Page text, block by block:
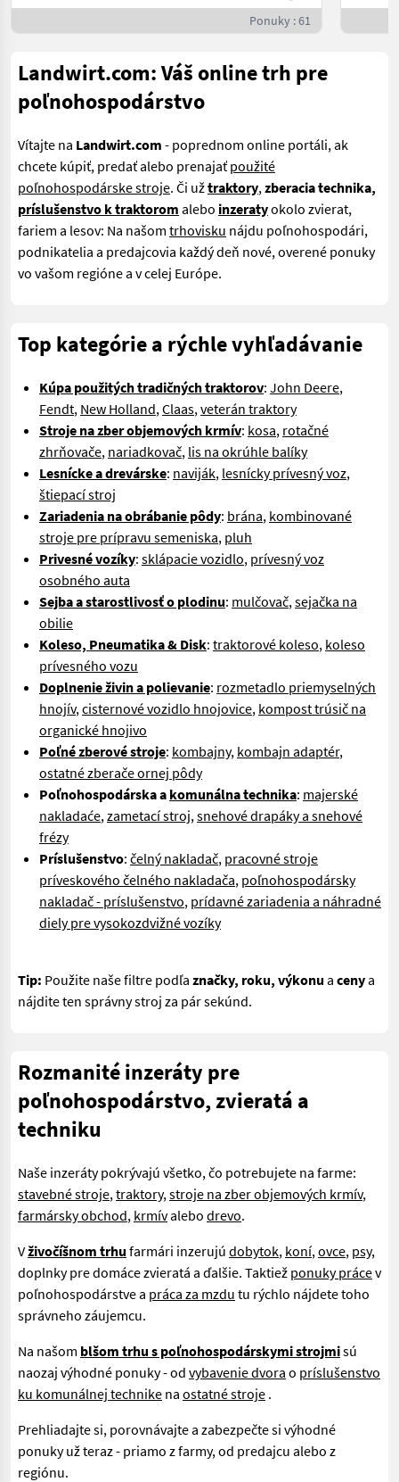
Ponuky : 61
Landwirt.com: Váš online trh pre
poľnohospodárstvo
Vítajte na Landwirt.com - poprednom online portáli, ak
chcete kúpiť, predať alebo prenajať použité
poľnohospodárske stroje. Či užtraktory,zberacia technika,
príslušenstvo k traktorom alebo inzeratyokolo zvierat,
fariem a lesov: Na našom trhovisku nájdu poľnohospodári,
podnikatelia a predajcovia každý deň nové, overené ponuky
vo vašom regióne a v celej Európe.
Top kategórie a rýchle vyhľadávanie
Kúpa použitých tradičných traktorov: John Deere,
Fendt, New Holland,Claas,veterán traktory
Stroje na zber objemových krmív: kosa, rotačné
zhrňovače, nariadkovač, lis na okrúhle balíky
Lesnícke a drevárske: naviják, lesnícky prívesný voz,
štiepací stroj
Zariadenia na obrábanie pôdy: brána, kombinované
stroje pre prípravu semeniska, pluh
Privesné vozíky: sklápacie vozidlo, prívesný voz
osobného auta
Sejba a starostlivosť o plodinu: mulčovač,sejačka na
obilie
Koleso, Pneumatika & Disk: traktorové koleso, koleso
prívesného vozu
Doplnenie živin a polievanie: rozmetadlo priemyselných
hnojív,cisternové vozidlo hnojovice, kompost trúsič na
organické hnojivo
Poľné zberové stroje: kombajny, kombajn adaptér,
ostatné zberače ornej pôdy
Poľnohospodárska a komunálna technika: majerské
nakladaće,zametací stroj,snehové drapáky a snehové
frézy
Príslušenstvo: čelný nakladač, pracovné stroje
príveskového čelného nakladača, poľnohospodársky
nakladač - príslušenstvo, prídavné zariadenia a náhradné
diely pre vysokozdvižné vozíky
Tip: Použite naše filtre podľa značky, roku, výkonu a cenya
nájdite ten správny stroj za pár sekúnd.
Rozmanité inzeráty pre
poľnohospodárstvo, zvieratá a
techniku
Naše inzeráty pokrývajú všetko, čo potrebujete na farme:
stavebné stroje,traktory,stroje na zber objemových krmív,
farmársky obchod, krmívalebo drevo.
Vživočíšnom trhu farmári inzerujú dobytok, koní,ovce, psy,
doplnky pre domáce zvieratá a ďalšie. Taktiež ponuky prácev
poľnohospodárstve a práca za mzdu tu rýchlo nájdete toho
správneho záujemcu.
Na našom blšom trhu s poľnohospodárskymi strojmisú
naozaj výhodné ponuky - od vybavenie dvora o príslušenstvo
ku komunálnej technike na ostatné stroje .
Prehliadajte si, porovnávajte a zabezpečte si výhodné
ponuky už teraz - priamo z farmy, od predajcu alebo z
regiónu.